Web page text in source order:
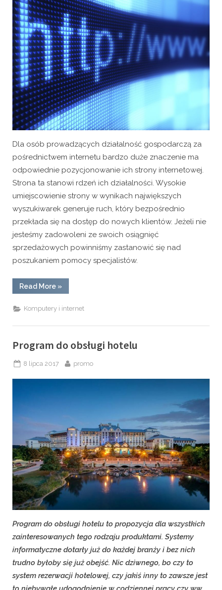
Dla osób prowadzących działalność gospodarczą za
pośrednictwem internetu bardzo duże znaczenie ma
odpowiednie pozycjonowanie ich strony internetowej.
Strona ta stanowi rdzeń ich działalności. Wysokie
umiejscowienie strony w wynikach największych
wyszukiwarek generuje ruch, który bezpośrednio
przekłada się na dostęp do nowych klientów. Jeżeli nie
jesteśmy zadowoleni ze swoich osiągnięć
sprzedażowych powinniśmy zastanowić się nad
poszukaniem pomocy specjalistów.
Read More“Jak
poprawić
przez
internet?”
»
Komputery i internet
Program do obsługi hotelu
Posted
8 lipca 2017 By
promo
Program do obsługi hotelu to propozycja dla wszystkich
zainteresowanych tego rodzaju produktami. Systemy
informatyczne dotarły już do każdej branży i bez nich
trudno byłoby się już obejść. Nic dziwnego, bo czy to
system rezerwacji hotelowej, czy jakiś inny to zawsze jest